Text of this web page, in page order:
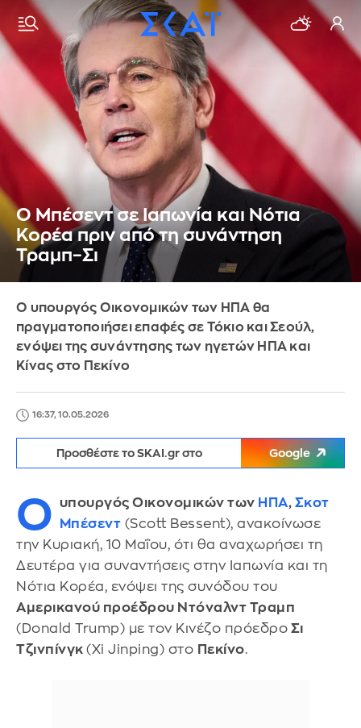
Ο Μπέσεντ σε Ιαπωνία και Νότια
Κορέα πριν από τη συνάντηση
Τραμπ–Σι
Ο υπουργός Οικονομικών των ΗΠΑ θα
πραγματοποιήσει επαφές σε Τόκιο και Σεούλ,
ενόψει της συνάντησης των ηγετών ΗΠΑ και
Κίνας στο Πεκίνο
16:37, 10.05.2026
Προσθέστε το SKAI.gr στο Google
Ο υπουργός Οικονομικών των ΗΠΑ, Σκοτ
Μπέσεντ (Scott Bessent), ανακοίνωσε
την Κυριακή, 10 Μαΐου, ότι θα αναχωρήσει τη
Δευτέρα για συναντήσεις στην Ιαπωνία και τη
Νότια Κορέα, ενόψει της συνόδου του
Αμερικανού προέδρου Ντόναλντ Τραμπ
(Donald Trump) με τον Κινέζο πρόεδρο Σι
Τζινπίνγκ (Xi Jinping) στο Πεκίνο.